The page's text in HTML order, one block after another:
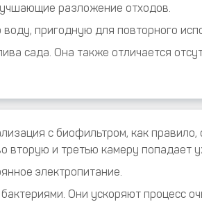
разложение отходов.
пригодную для повторного
сада. Она также отличается
с биофильтром, как правило,
вторую и третью камеру попадает
электропитание.
Они ускоряют процесс